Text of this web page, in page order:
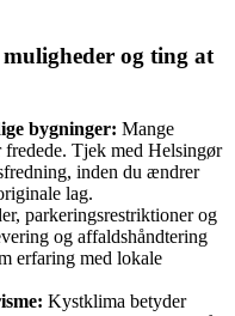
og ting at
bygninger: Mange
Tjek med Helsingør
inden du ændrer
lag.
parkeringsrestriktioner og
og affaldshåndtering
erfaring med lokale
Kystklima betyder